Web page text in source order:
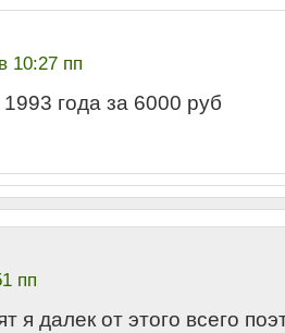
10:27 пп
года за 6000 руб
пп
я далек от этого всего